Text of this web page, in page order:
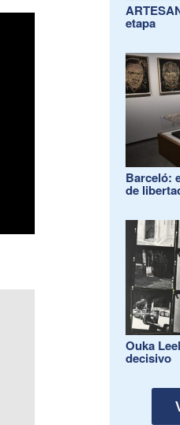
etapa
Barceló:
de
Ouka
decisivo